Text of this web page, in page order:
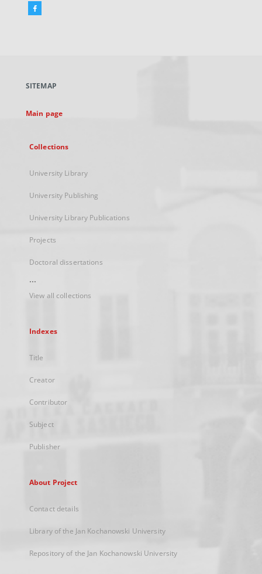
Facebook
new
SITEMAP
Main page
Collections
University Library
University Publishing
University Library Publications
Projects
Doctoral dissertations
...
View all collections
Indexes
Title
Creator
Contributor
Subject
Publisher
About Project
Contact details
Library of the Jan Kochanowski University
Repository of the Jan Kochanowski University